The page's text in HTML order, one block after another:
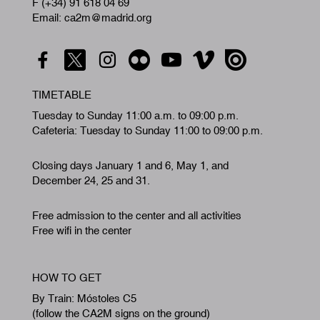
F (+34) 91 618 04 69
Email: ca2m@madrid.org
TIMETABLE
Tuesday to Sunday 11:00 a.m. to 09:00 p.m.
Cafeteria: Tuesday to Sunday 11:00 to 09:00 p.m.
Closing days January 1 and 6, May 1, and
December 24, 25 and 31.
Free admission to the center and all activities
Free wifi in the center
HOW TO GET
By Train: Móstoles C5
(follow the CA2M signs on the ground)